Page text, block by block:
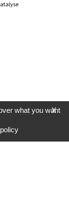
X
what you want